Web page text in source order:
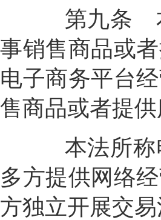
第九条
事销售商品或
电子商务平台
售商品或者提
本法所称电
多方提供网络
方独立开展交